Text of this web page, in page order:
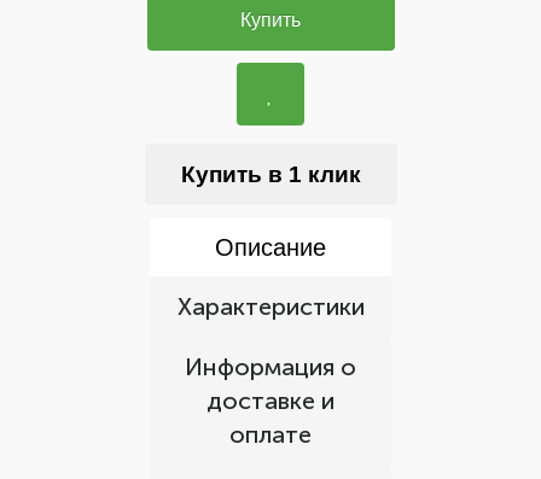
Купить
Купить в 1 клик
Описание
Характеристики
Информация о
доставке и
оплате